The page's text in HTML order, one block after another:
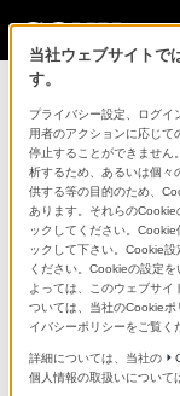
プロフェッ
するサポー
専用窓口のある
以下の製品・サ
アイコンをクリ
当社ウェブサイトで
す。
プライバシー設定、ログイ
用者のアクションに応じ
停止することができません
析するため、あるいは個々
供する等の目的のため、
あります。それらの
ックしてください。
ックして下さい。Cookie
ください。Cookieの設定
よっては、このウェブサ
ついては、当社のCookieポ
イバシーポリシーをご覧く
詳細については、当社の
個人情報の取扱いについて